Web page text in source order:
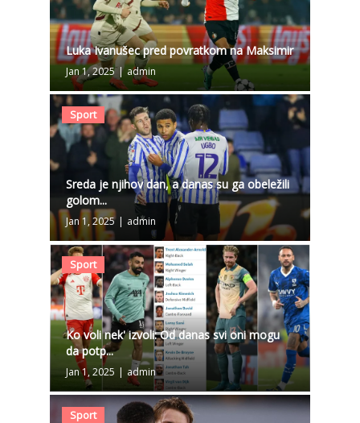
Luka Ivanušec pred povratkom na Maksimir
Jan 1, 2025 | admin
Sport
Sreda je njihov dan, a danas su ga obeležili
golom...
Jan 1, 2025 | admin
Sport
Ko voli nek' izvoli: Od danas svi oni mogu
da potp...
Jan 1, 2025 | admin
Sport